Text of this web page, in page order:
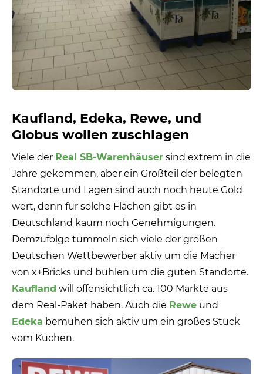
Kaufland, Edeka, Rewe, und
Globus wollen zuschlagen
Viele der Real SB-Warenhäuser sind extrem in die
Jahre gekommen, aber ein Großteil der belegten
Standorte und Lagen sind auch noch heute Gold
wert, denn für solche Flächen gibt es in
Deutschland kaum noch Genehmigungen.
Demzufolge tummeln sich viele der großen
Deutschen Wettbewerber aktiv um die Macher
von x+Bricks und buhlen um die guten Standorte.
Kaufland will offensichtlich ca. 100 Märkte aus
dem Real-Paket haben. Auch die Rewe und
Edeka bemühen sich aktiv um ein großes Stück
vom Kuchen.